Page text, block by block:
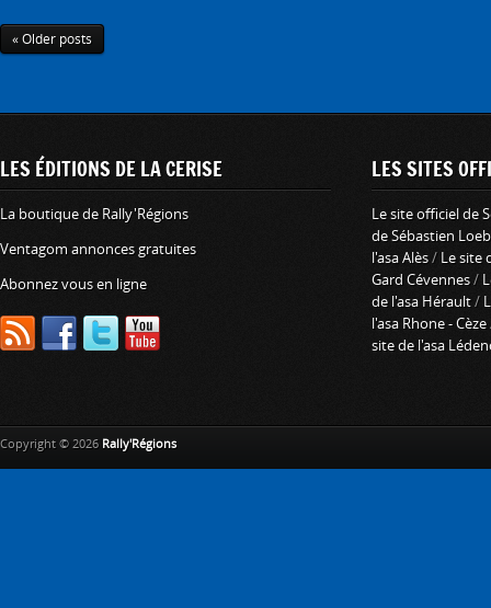
« Older posts
LES ÉDITIONS DE LA CERISE
La boutique de Rally'Régions
Ventagom annonces gratuites
Abonnez vous en ligne
LES SITES
Le site officiel de
de Sébastien Loeb
l'asa Alès/ Le site
Gard Cévennes/
de l'asa Hérault/
l'asa Rhone - Cèze
site de l'asa
Copyright © 2026 Rally'Régions